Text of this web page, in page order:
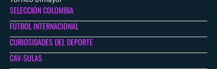
SELECCIÓN COLOMBIA
FÚTBOL INTERNACIONAL
CURIOSIDADES DEL DEPORTE
CAV-SULAS